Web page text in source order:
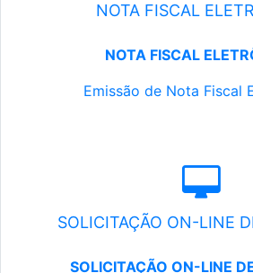
NOTA FISCAL
NOTA FISCAL
Emissão de Nota Fiscal
SOLICITAÇÃO ON-LINE
SOLICITAÇÃO ON-LINE